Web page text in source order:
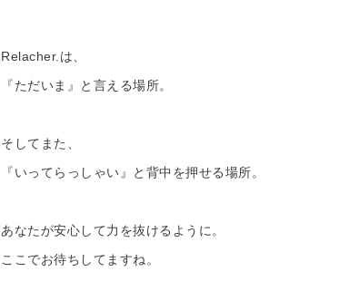
Relacher.は、
『ただいま』と言える場所。
そしてまた、
『いってらっしゃい』と背中を押せる場所。
あなたが安心して力を抜けるように。
ここでお待ちしてますね。